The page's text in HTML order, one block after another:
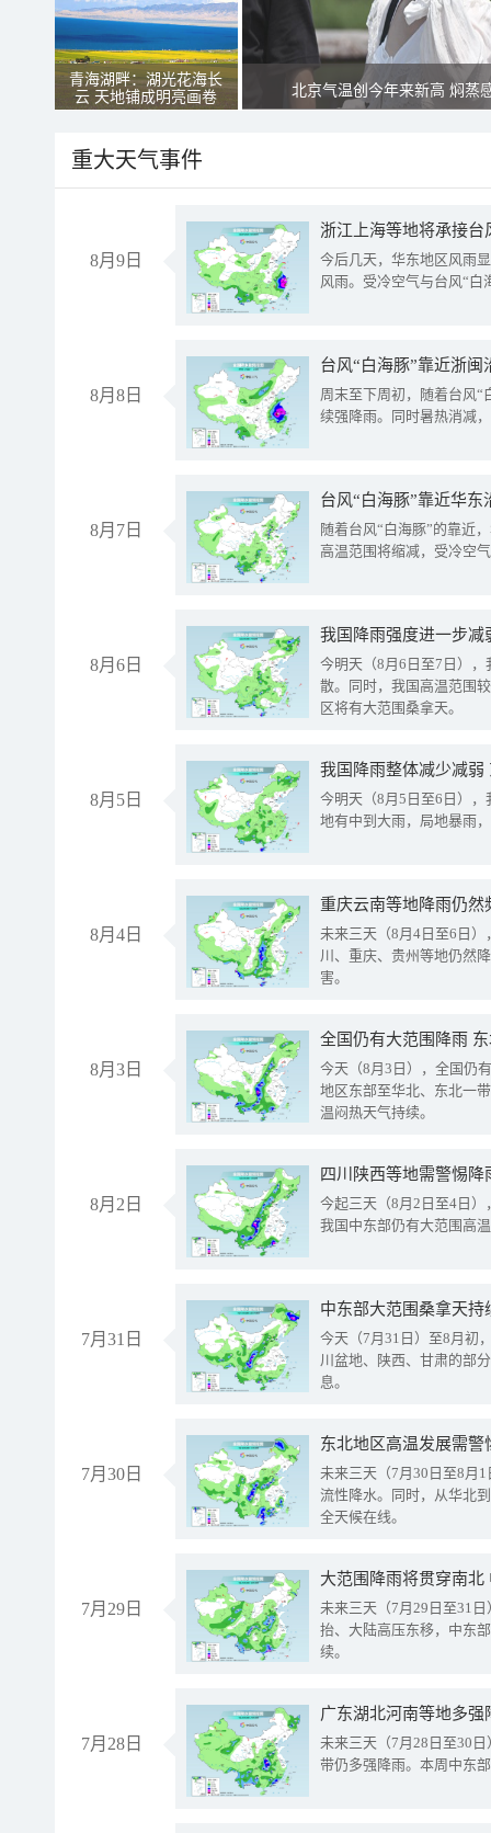
青海湖畔：湖光花海长
云 天地铺成明亮画卷
北京气温创今年来新高 焖蒸
重大天气事件
8月9日
浙江上海等地将承接台
今后几天，华东地区风雨
风雨。受冷空气与台风“白
8月8日
台风“白海豚”靠近浙
周末至下周初，随着台风“
续强降雨。同时暑热消减
8月7日
台风“白海豚”靠近华
随着台风“白海豚”的靠近
高温范围将缩减，受冷空
8月6日
今明天（8月6日至7日）
散。同时，我国高温范围
区将有大范围桑拿天。
8月5日
我国降雨整体减少减弱
今明天（8月5日至6日）
地有中到大雨，局地暴雨
8月4日
重庆云南等地降雨仍然
未来三天（8月4日至6日
川、重庆、贵州等地仍然
害。
8月3日
全国仍有大范围降雨
今天（8月3日），全国仍
地区东部至华北、东北一
温闷热天气持续。
8月2日
今起三天（8月2日至4日
我国中东部仍有大范围高
7月31日
中东部大范围桑拿天
今天（7月31日）至8月初
川盆地、陕西、甘肃的部
息。
7月30日
东北地区高温发展需
未来三天（7月30日至8月
流性降水。同时，从华北
全天候在线。
7月29日
大范围降雨将贯穿南
未来三天（7月29日至31
抬、大陆高压东移，中东
续。
7月28日
广东湖北河南等地多
未来三天（7月28日至30
带仍多强降雨。本周中东